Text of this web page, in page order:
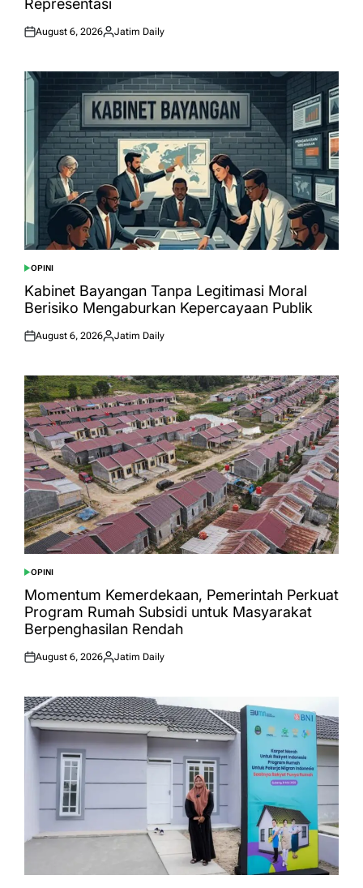
Representasi
Posted
August 6, 2026
Posted
Jatim Daily
POSTED
IN
OPINI
Kabinet Bayangan Tanpa Legitimasi Moral
Berisiko Mengaburkan Kepercayaan Publik
Posted
August 6, 2026
Posted
Jatim Daily
POSTED
IN
OPINI
Momentum Kemerdekaan, Pemerintah Perkuat
Program Rumah Subsidi untuk Masyarakat
Berpenghasilan Rendah
Posted
August 6, 2026
Posted
Jatim Daily